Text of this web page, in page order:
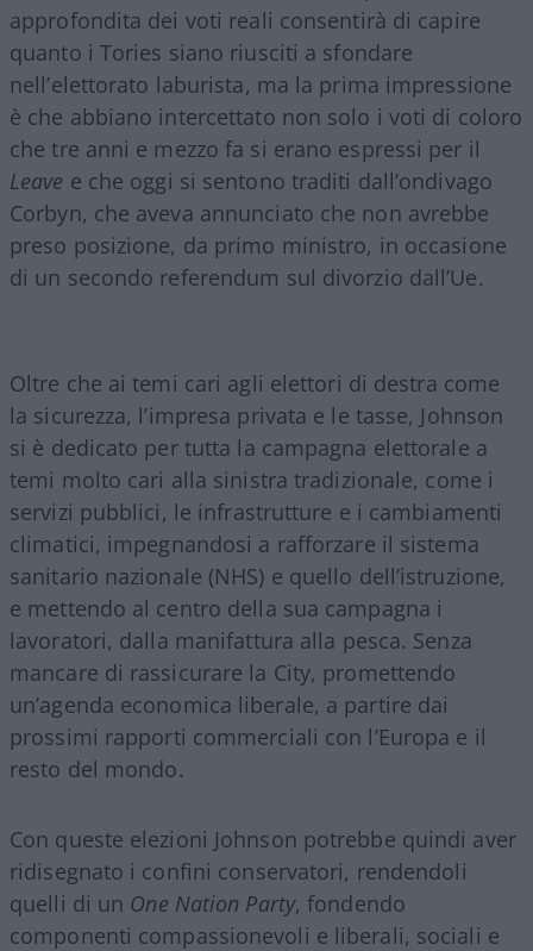
approfondita dei voti reali consentirà di capire
quanto i Tories siano riusciti a sfondare
nell’elettorato laburista, ma la prima impressione
è che abbiano intercettato non solo i voti di coloro
che tre anni e mezzo fa si erano espressi per il
Leave e che oggi si sentono traditi dall’ondivago
Corbyn, che aveva annunciato che non avrebbe
preso posizione, da primo ministro, in occasione
di un secondo referendum sul divorzio dall’Ue.
Oltre che ai temi cari agli elettori di destra come
la sicurezza, l’impresa privata e le tasse, Johnson
si è dedicato per tutta la campagna elettorale a
temi molto cari alla sinistra tradizionale, come i
servizi pubblici, le infrastrutture e i cambiamenti
climatici, impegnandosi a rafforzare il sistema
sanitario nazionale (NHS) e quello dell’istruzione,
e mettendo al centro della sua campagna i
lavoratori, dalla manifattura alla pesca. Senza
mancare di rassicurare la City, promettendo
un’agenda economica liberale, a partire dai
prossimi rapporti commerciali con l’Europa e il
resto del mondo.
Con queste elezioni Johnson potrebbe quindi aver
ridisegnato i confini conservatori, rendendoli
quelli di un One Nation Party, fondendo
componenti compassionevoli e liberali, sociali e